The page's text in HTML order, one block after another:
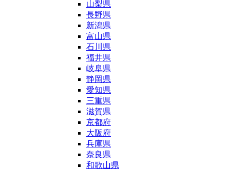
山梨県
長野県
新潟県
富山県
石川県
福井県
岐阜県
静岡県
愛知県
三重県
滋賀県
京都府
大阪府
兵庫県
奈良県
和歌山県